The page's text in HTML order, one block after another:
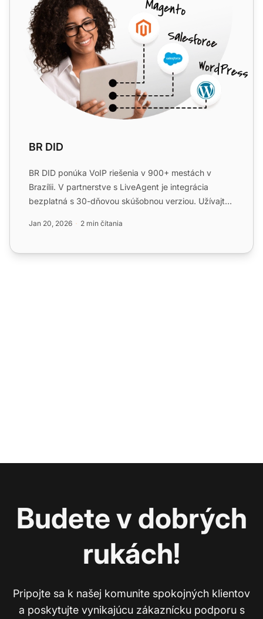
BR DID
BR DID ponúka VoIP riešenia v 900+ mestách v
Brazílii. V partnerstve s LiveAgent je integrácia
bezplatná s 30-dňovou skúšobnou verziou. Užívajte
Jan 20, 2026 2 min čítania
Budete v dobrých
rukách!
Pripojte sa k našej komunite spokojných klientov
a poskytujte vynikajúcu zákaznícku podporu s